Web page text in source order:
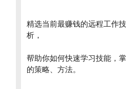
精选当前最赚钱的远程工作
析，
帮助你如何快速学习技能，
的策略、方法。